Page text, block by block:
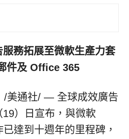
務拓展至微軟生產力套
件及 Office 365
/美通社/ — 全球成效廣告
）日宣布，與微軟
已達到十週年的里程碑，